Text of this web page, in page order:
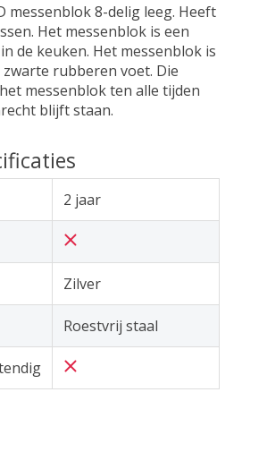
messenblok 8-delig leeg. Heeft
Het messenblok is een
de keuken. Het messenblok is
rubberen voet. Die
messenblok ten alle tijden
blijft staan.
2 jaar
Zilver
Roestvrij staal